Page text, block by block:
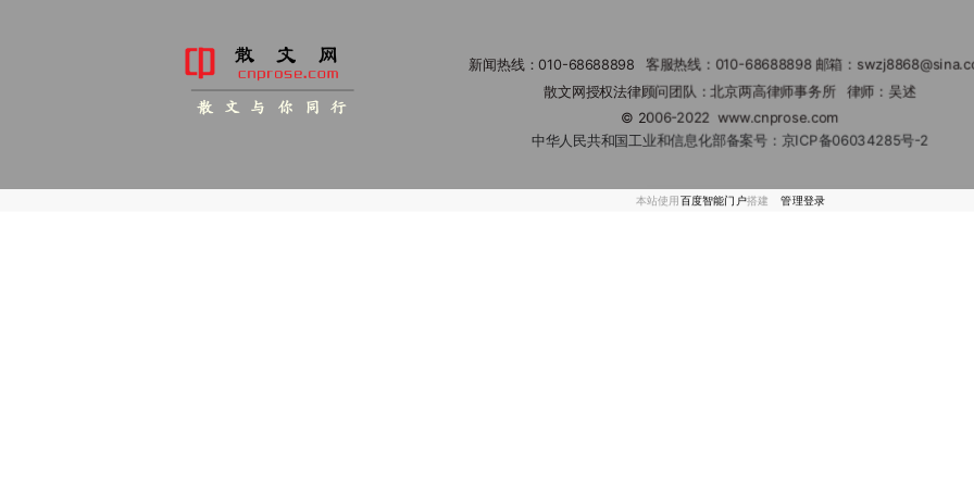
新闻热线：010-68688898 客服热线：010-68688898 邮箱：
散文网授权法律顾问团队：北京两高律师事务所 律师：吴述
© 2006-2022www.cnprose.com
中华人民共和国工业和信息化部备案号： 京ICP备06034285号-2
散 文 与 你 同 行
本站使用百度智能门户搭建 管理登录